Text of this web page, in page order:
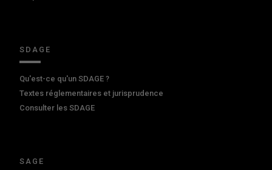
SDAGE
Qu'est-ce qu'un SDAGE ?
Textes réglementaires et jurisprudence
Consulter les SDAGE
SAGE